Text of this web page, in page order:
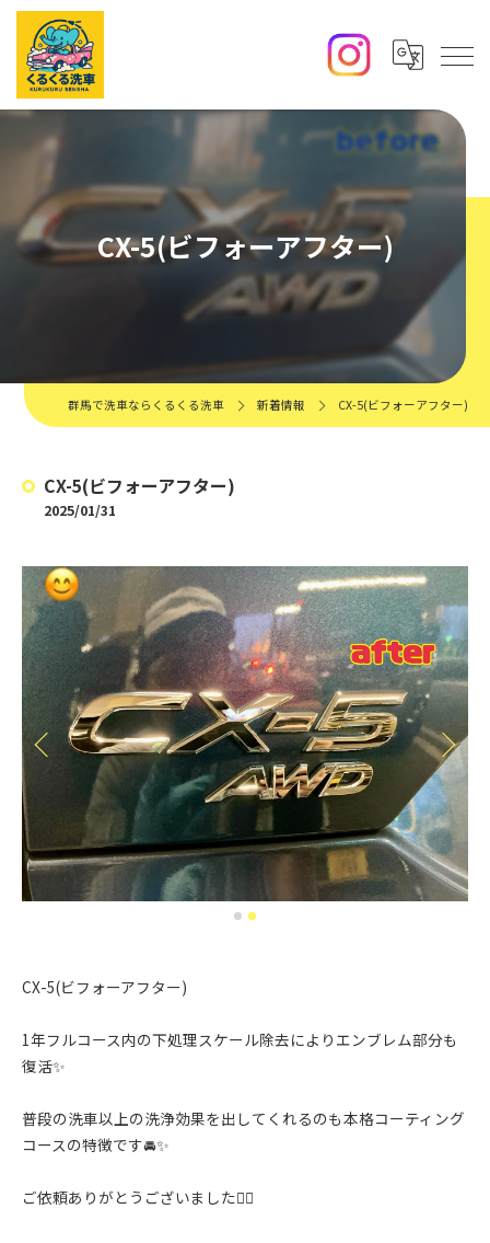
CX-5(ビフォーアフター)
群馬で洗車ならくるくる洗車 新着情報 CX-5(ビフォーアフター)
CX-5(ビフォーアフター)
2025/01/31
CX-5(ビフォーアフター)
1年フルコース内の下処理スケール除去によりエンブレム部分も
復活✨️
普段の洗車以上の洗浄効果を出してくれるのも本格コーティング
コースの特徴です🚘✨️
ご依頼ありがとうございました🙇‍♂️